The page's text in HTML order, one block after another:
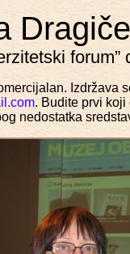
forum”
Izdržava
. Budite prvi
nedostatka